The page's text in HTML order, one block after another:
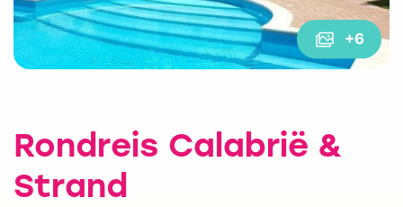
+6
Rondreis Calabrië &
Strand